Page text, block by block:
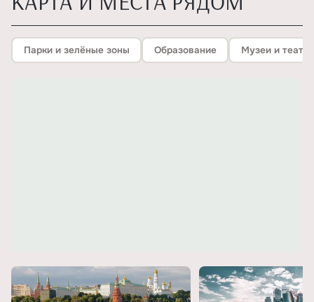
Парки и зелёные зоны Образование Музеи и